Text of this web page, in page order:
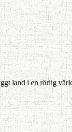
land i en rörlig